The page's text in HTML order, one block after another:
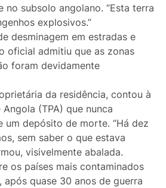
no subsolo angolano. “Esta terra
explosivos.”
desminagem em estradas e
oficial admitiu que as zonas
foram devidamente
da residência, contou à
(TPA) que nunca
um depósito de morte. “Há dez
sem saber o que estava
visivelmente abalada.
os países mais contaminados
após quase 30 anos de guerra